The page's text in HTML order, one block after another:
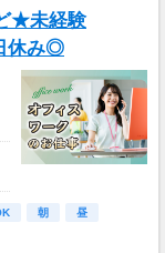
★未経験
休み◎
朝
昼